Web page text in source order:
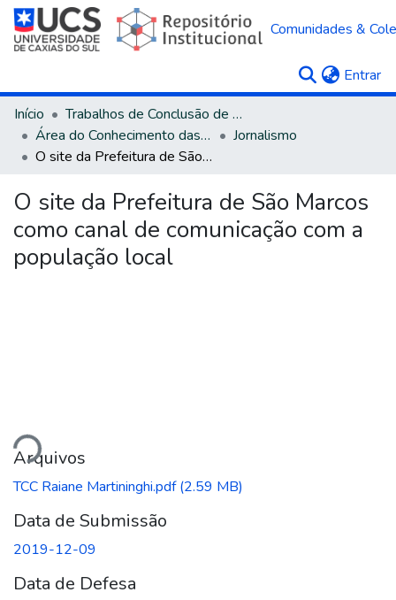
Comunidades &
Entrar
Início
Trabalhos de Conclusão de Curso
Área do Conhecimento das Ciências Sociais Aplicadas
Jornalismo
O site da Prefeitura de São Marcos como canal de comunicação com a população local
O site da Prefeitura de São Marcos
como canal de comunicação com a
população local
Arquivos
TCC Raiane Martininghi.pdf(2.59 MB)
Data de Submissão
2019-12-09
Data de Defesa